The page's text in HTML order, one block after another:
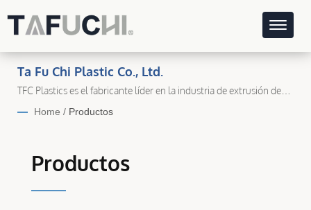
Ta Fu Chi Plastic Co., Ltd.
TFC Plastics es el fabricante líder en la industria de extrusión de
Home / Productos
Productos